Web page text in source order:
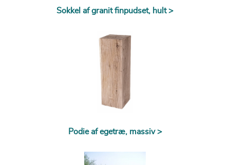
Sokkel af granit finpudset, hult >
Podie af egetræ, massiv >